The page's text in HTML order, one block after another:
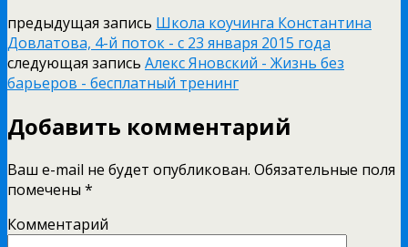
предыдущая запись Школа коучинга Константина
Довлатова, 4-й поток - с 23 января 2015 года
следующая запись Алекс Яновский - Жизнь без
барьеров - бесплатный тренинг
Добавить комментарий
Ваш e-mail не будет опубликован. Обязательные поля
помечены *
Комментарий